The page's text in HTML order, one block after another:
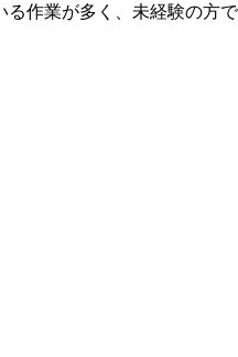
る作業が多く、未経験の方